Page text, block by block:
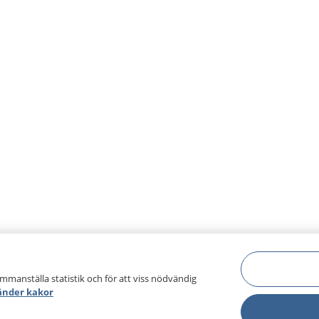
statistik och för att viss nödvändig
kakor